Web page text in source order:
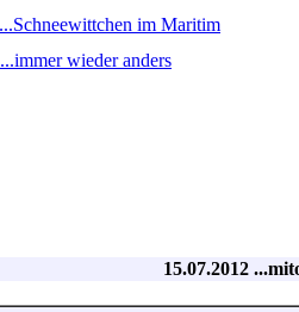
im Maritim
wieder anders
15.07.2012